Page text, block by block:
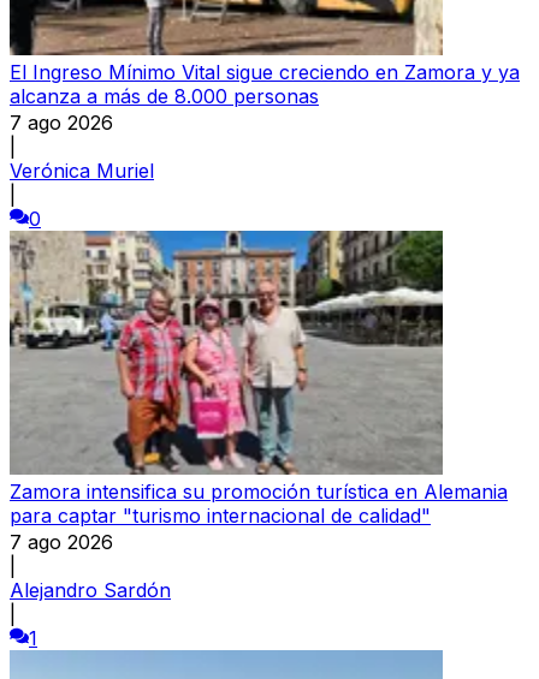
El Ingreso Mínimo Vital sigue creciendo en Zamora y ya
alcanza a más de 8.000 personas
7 ago 2026
Verónica Muriel
0
Zamora intensifica su promoción turística en Alemania
para captar "turismo internacional de calidad"
7 ago 2026
Alejandro Sardón
1